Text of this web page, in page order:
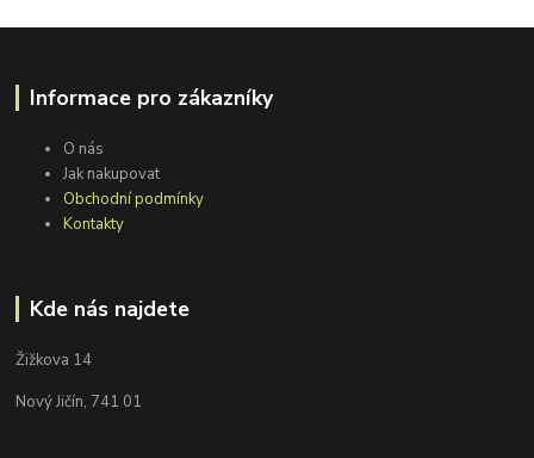
Informace pro zákazníky
O nás
Jak nakupovat
Obchodní podmínky
Kontakty
Kde nás najdete
Žižkova 14
Nový Jičín, 741 01